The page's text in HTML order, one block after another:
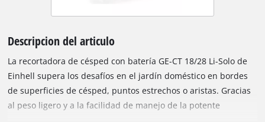
Descripcion del articulo
La recortadora de césped con batería GE-CT 18/28 Li-Solo de
Einhell supera los desafíos en el jardín doméstico en bordes
de superficies de césped, puntos estrechos o aristas. Gracias
al peso ligero y a la facilidad de manejo de la potente